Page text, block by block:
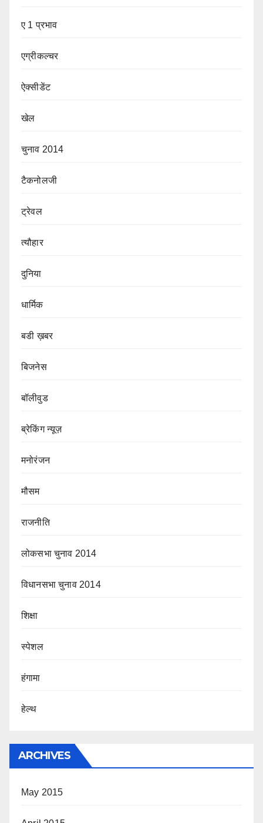
ए 1 प्रभाव
एग्रीकल्चर
ऐक्सीडेंट
खेल
चुनाव 2014
टैकनोलजी
ट्रेवल
त्यौहार
दुनिया
धार्मिक
बडी ख़बर
बिजनेस
बॉलीवुड
ब्रेकिंग न्यूज़
मनोरंजन
मौसम
राजनीति
लोकसभा चुनाव 2014
विधानसभा चुनाव 2014
शिक्षा
स्पेशल
हंगामा
हेल्थ
ARCHIVES
May 2015